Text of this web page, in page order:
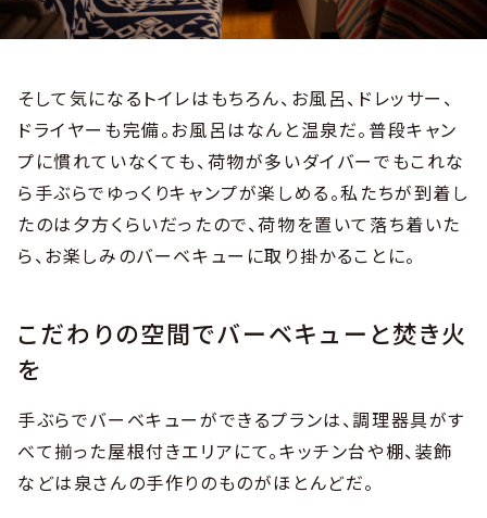
そして気になるトイレはもちろん、お風呂、ドレッサー、
ドライヤーも完備。お風呂はなんと温泉だ。普段キャン
プに慣れていなくても、荷物が多いダイバーでもこれな
ら手ぶらでゆっくりキャンプが楽しめる。私たちが到着し
たのは夕方くらいだったので、荷物を置いて落ち着いた
ら、お楽しみのバーベキューに取り掛かることに。
こだわりの空間でバーベキューと焚き火
を
手ぶらでバーベキューができるプランは、調理器具がす
べて揃った屋根付きエリアにて。キッチン台や棚、装飾
などは泉さんの手作りのものがほとんどだ。